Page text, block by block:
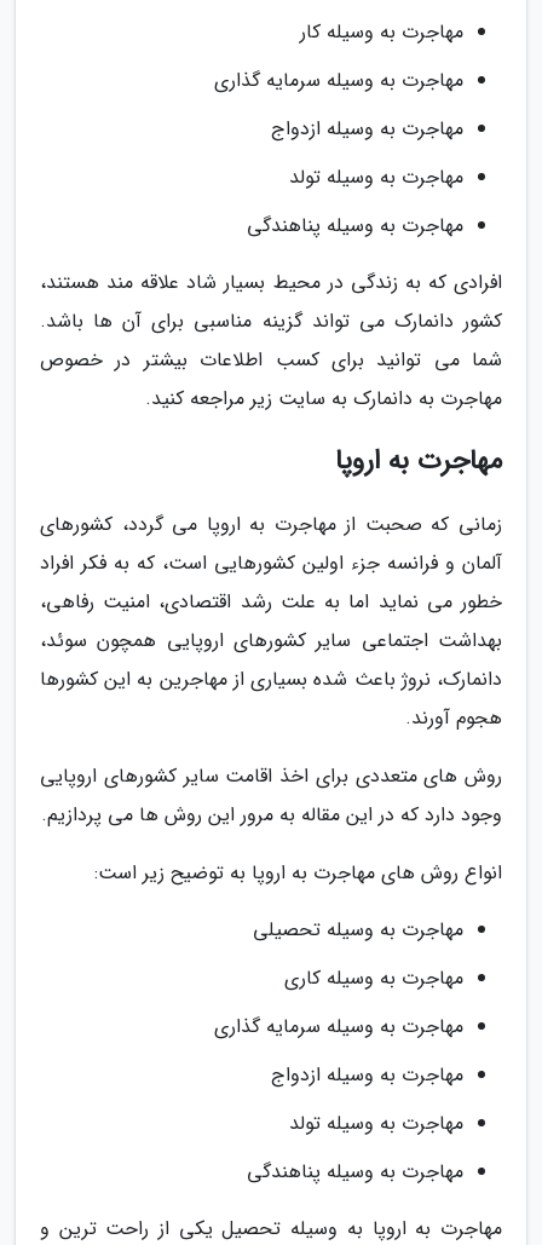
مهاجرت به وسیله کار
مهاجرت به وسیله سرمایه گذاری
مهاجرت به وسیله ازدواج
مهاجرت به وسیله تولد
مهاجرت به وسیله پناهندگی
افرادی که به زندگی در محیط بسیار شاد علاقه مند هستند،
کشور دانمارک می تواند گزینه مناسبی برای آن ها باشد.
شما می توانید برای کسب اطلاعات بیشتر در خصوص
مهاجرت به دانمارک به سایت زیر مراجعه کنید.
مهاجرت به اروپا
زمانی که صحبت از مهاجرت به اروپا می گردد، کشورهای
آلمان و فرانسه جزء اولین کشورهایی است، که به فکر افراد
خطور می نماید اما به علت رشد اقتصادی، امنیت رفاهی،
بهداشت اجتماعی سایر کشورهای اروپایی همچون سوئد،
دانمارک، نروژ باعث شده بسیاری از مهاجرین به این کشورها
هجوم آورند.
روش های متعددی برای اخذ اقامت سایر کشورهای اروپایی
وجود دارد که در این مقاله به مرور این روش ها می پردازیم.
انواع روش های مهاجرت به اروپا به توضیح زیر است:
مهاجرت به وسیله تحصیلی
مهاجرت به وسیله کاری
مهاجرت به وسیله سرمایه گذاری
مهاجرت به وسیله ازدواج
مهاجرت به وسیله تولد
مهاجرت به وسیله پناهندگی
مهاجرت به اروپا به وسیله تحصیل یکی از راحت ترین و